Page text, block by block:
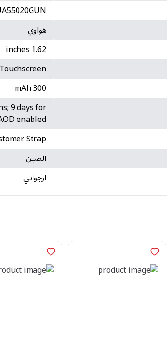
هواوي
1.62 inches
300 mAh
9 days for
enabled
Strap
الصين
ارجواني